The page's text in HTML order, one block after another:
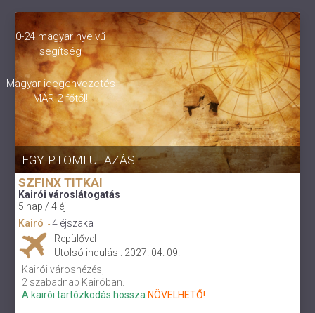
EGYIPTOMI UTAZÁS
0-24 magyar nyelvű
segítség
Magyar idegenvezetés
MÁR 2 főtől!
SZFINX TITKAI
Kairói városlátogatás
5 nap / 4 éj
Kairó - 4 éjszaka
Repülővel
Utolsó indulás : 2027. 04. 09.
Kairói városnézés,
2 szabadnap Kairóban.
A kairói tartózkodás hossza NÖVELHETŐ!